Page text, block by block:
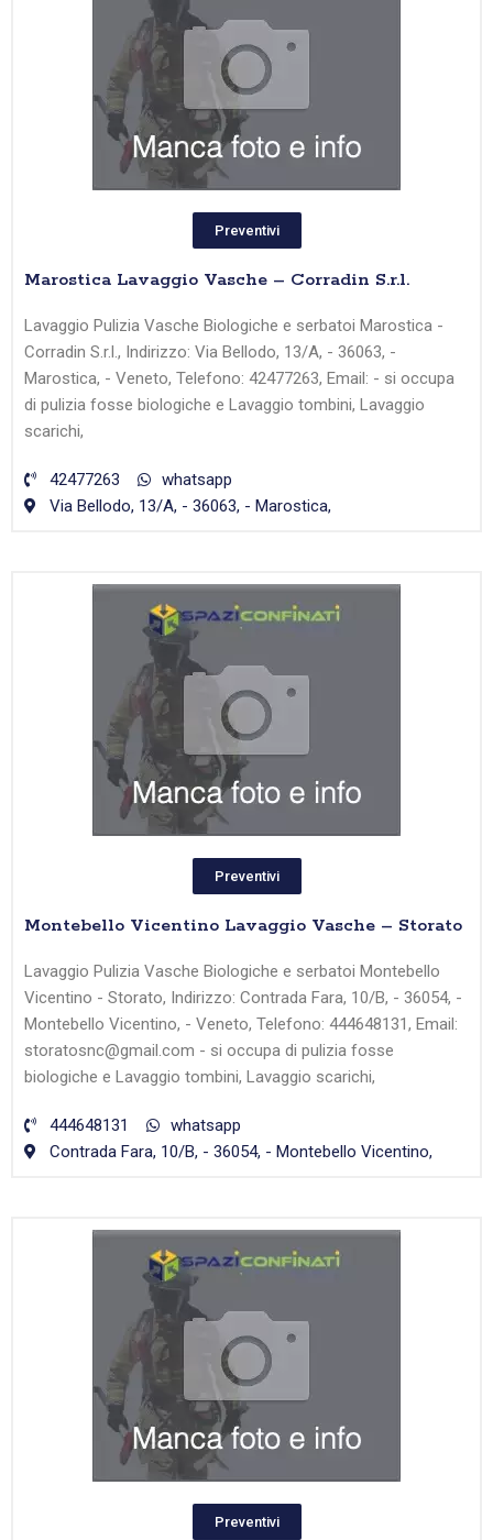
Preventivi
Marostica Lavaggio Vasche – Corradin S.r.l.
Lavaggio Pulizia Vasche Biologiche e serbatoi Marostica -
Corradin S.r.l., Indirizzo: Via Bellodo, 13/A, - 36063, -
Marostica, - Veneto, Telefono: 42477263, Email: - si occupa
di pulizia fosse biologiche e Lavaggio tombini, Lavaggio
scarichi,
42477263
whatsapp
Via Bellodo, 13/A, - 36063, - Marostica,
Preventivi
Montebello Vicentino Lavaggio Vasche – Storato
Lavaggio Pulizia Vasche Biologiche e serbatoi Montebello
Vicentino - Storato, Indirizzo: Contrada Fara, 10/B, - 36054, -
Montebello Vicentino, - Veneto, Telefono: 444648131, Email:
storatosnc@gmail.com - si occupa di pulizia fosse
biologiche e Lavaggio tombini, Lavaggio scarichi,
444648131
whatsapp
Contrada Fara, 10/B, - 36054, - Montebello Vicentino,
Preventivi